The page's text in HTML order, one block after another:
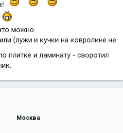
можно.
(лужи и кучки на ковролине не
плитке и ламинату - своротил
Москва